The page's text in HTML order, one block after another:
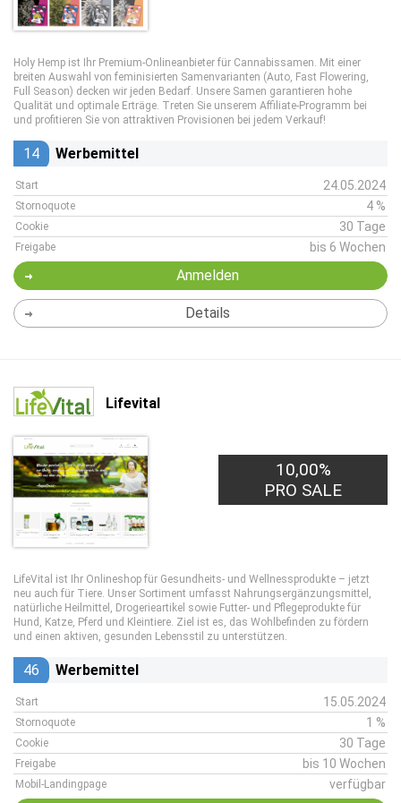
Holy Hemp ist Ihr Premium-Onlineanbieter für Cannabissamen. Mit einer
breiten Auswahl von feminisierten Samenvarianten (Auto, Fast Flowering,
Full Season) decken wir jeden Bedarf. Unsere Samen garantieren hohe
Qualität und optimale Erträge. Treten Sie unserem Affiliate-Programm bei
und profitieren Sie von attraktiven Provisionen bei jedem Verkauf!
14 Werbemittel
Start 24.05.2024
Stornoquote 4 %
Cookie 30 Tage
Freigabe bis 6 Wochen
Anmelden
Details
Lifevital
10,00%
PRO SALE
LifeVital ist Ihr Onlineshop für Gesundheits- und Wellnessprodukte – jetzt
neu auch für Tiere. Unser Sortiment umfasst Nahrungsergänzungsmittel,
natürliche Heilmittel, Drogerieartikel sowie Futter- und Pflegeprodukte für
Hund, Katze, Pferd und Kleintiere. Ziel ist es, das Wohlbefinden zu fördern
und einen aktiven, gesunden Lebensstil zu unterstützen.
46 Werbemittel
Start 15.05.2024
Stornoquote 1 %
Cookie 30 Tage
Freigabe bis 10 Wochen
Mobil-Landingpage verfügbar